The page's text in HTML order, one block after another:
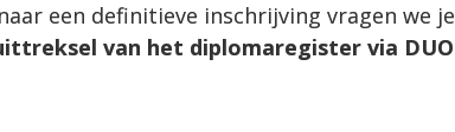
een definitieve inschrijving vragen we je
van het diplomaregister via DUO